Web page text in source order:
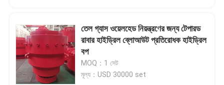
তেল গ্যাস ওয়েলহেড নিয়ন্ত্রণের জন্য টেপারড
রাবার হাইড্রিল ব্লোআউট প্রতিরোধক হাইড্রিল
বপ
MOQ：1 সেট
মূল্য：USD 30000 set